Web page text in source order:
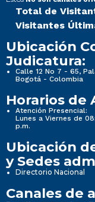
Total de
Visitantes
Ubicación
Judicatura:
Calle 12 No 7 - 65,
Bogotá - Colombia
Horarios de
Atención Presencial:
Lunes a Viernes de
p.m.
Ubicación
y Sedes
Directorio Nacional
Canales de